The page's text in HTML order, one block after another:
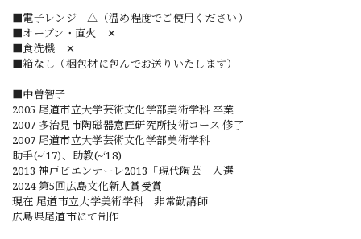
■電子レンジ △（温め程度でご使用ください）
■オーブン・直火 ✕
■食洗機 ✕
■箱なし（梱包材に包んでお送りいたします）
■中曽智子
2005 尾道市立大学芸術文化学部美術学科 卒業
2007 多治見市陶磁器意匠研究所技術コース 修了
2007 尾道市立大学芸術文化学部美術学科
助手(~‘17)、助教(~‘18)
2013 神戸ビエンナーレ2013「現代陶芸」入選
2024 第5回広島文化新人賞受賞
現在 尾道市立大学美術学科 非常勤講師
広島県尾道市にて制作